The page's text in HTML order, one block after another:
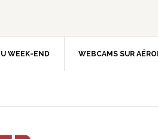
WEEK-END WEBCAMS SUR